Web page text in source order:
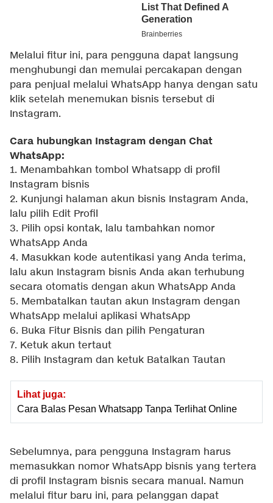
Melalui fitur ini, para pengguna dapat langsung
menghubungi dan memulai percakapan dengan
para penjual melalui WhatsApp hanya dengan satu
klik setelah menemukan bisnis tersebut di
Instagram.
Cara hubungkan Instagram dengan Chat
WhatsApp:
1. Menambahkan tombol Whatsapp di profil
Instagram bisnis
2. Kunjungi halaman akun bisnis Instagram Anda,
lalu pilih Edit Profil
3. Pilih opsi kontak, lalu tambahkan nomor
WhatsApp Anda
4. Masukkan kode autentikasi yang Anda terima,
lalu akun Instagram bisnis Anda akan terhubung
secara otomatis dengan akun WhatsApp Anda
5. Membatalkan tautan akun Instagram dengan
WhatsApp melalui aplikasi WhatsApp
6. Buka Fitur Bisnis dan pilih Pengaturan
7. Ketuk akun tertaut
8. Pilih Instagram dan ketuk Batalkan Tautan
Lihat juga:
Cara Balas Pesan Whatsapp Tanpa Terlihat Online
Sebelumnya, para pengguna Instagram harus
memasukkan nomor WhatsApp bisnis yang tertera
di profil Instagram bisnis secara manual. Namun
melalui fitur baru ini, para pelanggan dapat